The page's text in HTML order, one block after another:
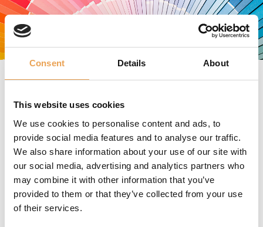
Consent Details About
This website uses cookies
We use cookies to personalise content and ads, to
provide social media features and to analyse our traffic.
We also share information about your use of our site with
our social media, advertising and analytics partners who
may combine it with other information that you’ve
provided to them or that they’ve collected from your use
of their services.
UNSERE MEISTVERKAUFTEN
SPEKTROPHOTOMETER